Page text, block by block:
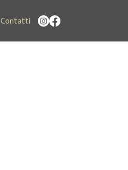
Contatti